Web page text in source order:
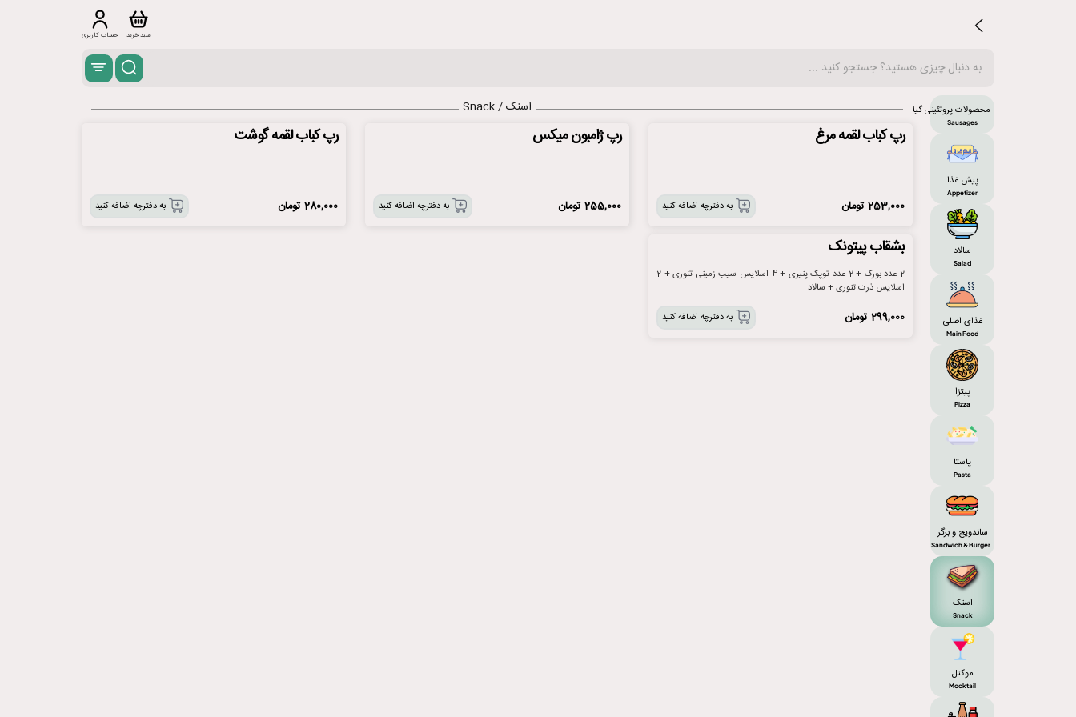
حساب کاربری سبد خرید
محصولات پروتئینی گیلاکو
Sausages
پیش غذا
Appetizer
سالاد
Salad
غذای اصلی
Main Food
پیتزا
Pizza
پاستا
Pasta
ساندویچ و برگر
Sandwich & Burger
اسنک
Snack
موکتل
Mocktail
اسنک / Snack
رپ کباب لقمه مرغ
253,000تومان به دفترچه اضافه کنید
رپ ژامبون میکس
255,000تومان به دفترچه اضافه کنید
رپ کباب لقمه گوشت
280,000تومان به دفترچه اضافه کنید
بشقاب پیتونک
2 عدد بورک + 2 عدد توپک پنیری + 4 اسلایس سیب زمینی تنوری + 2
اسلایس ذرت تنوری + سالاد
299,000تومان به دفترچه اضافه کنید